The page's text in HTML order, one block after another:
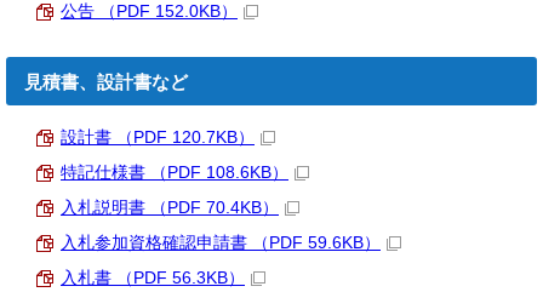
公告 （PDF 152.0KB）
見積書、設計書など
設計書 （PDF 120.7KB）
特記仕様書 （PDF 108.6KB）
入札説明書 （PDF 70.4KB）
入札参加資格確認申請書 （PDF 59.6KB）
入札書 （PDF 56.3KB）